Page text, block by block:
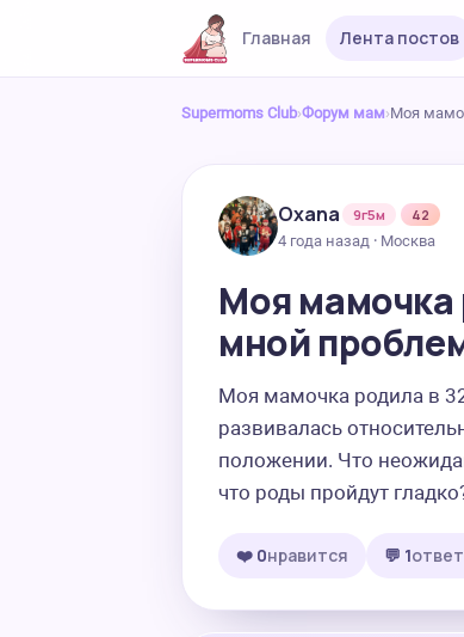
Главная Лента постов
Supermoms Club›Форум мам›Моя
Oxana 9г5м
42
4 года назад · Москва
Моя мамочка
мной
Моя мамочка родила в
развивалась
положении. Что
что роды пройдут
❤️ 0нравится 💬 1